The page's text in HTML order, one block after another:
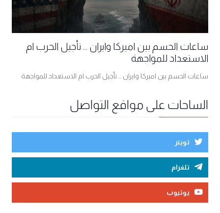
ساعات الحسم بين اميركا وايران ... تأجيل الحرب ام
الاستعداد للمواجهة
ساعات الحسم بين اميركا وايران ... تأجيل الحرب ام الاستعداد للمواجهة
الساحات على مواقع التواصل
توينر
تلغرام
يوتيوب